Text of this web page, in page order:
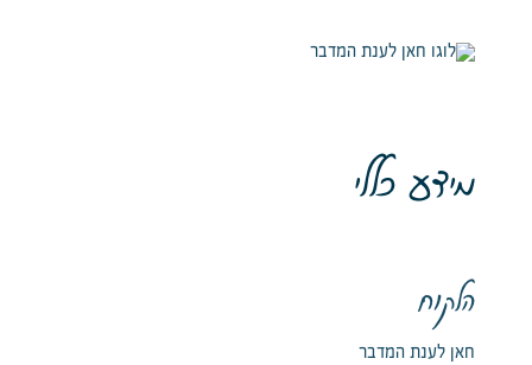
מידע כללי
הלקוח
חאן לענת המדבר